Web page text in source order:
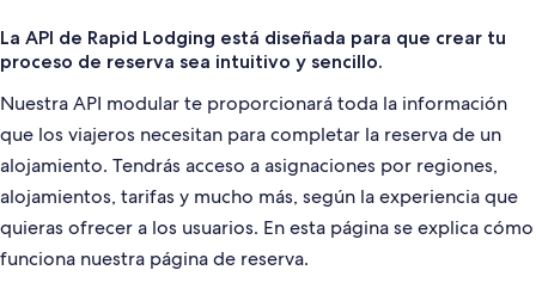
La API de Rapid Lodging está diseñada para que crear tu
proceso de reserva sea intuitivo y sencillo.
Nuestra API modular te proporcionará toda la información
que los viajeros necesitan para completar la reserva de un
alojamiento. Tendrás acceso a asignaciones por regiones,
alojamientos, tarifas y mucho más, según la experiencia que
quieras ofrecer a los usuarios. En esta página se explica cómo
funciona nuestra página de reserva.